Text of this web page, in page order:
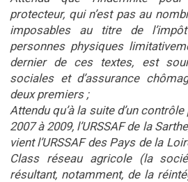
protecteur, qui n’est pas au
imposables au titre de
personnes physiques
dernier de ces textes, est
sociales et d’assurance
deux premiers ;
Attendu qu’à la suite d’un
2007 à 2009, l’URSSAF de la
vient l’URSSAF des Pays de la
Class réseau agricole (la
résultant, notamment, de la